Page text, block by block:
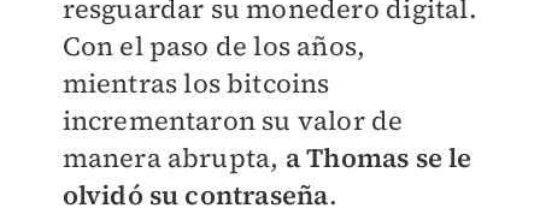
resguardar su monedero digital.
Con el paso de los años,
mientras los bitcoins
incrementaron su valor de
manera abrupta, a Thomas se le
olvidó su contraseña.